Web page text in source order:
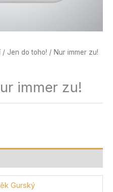
/ Jen do toho! / Nur immer zu!
immer zu!
Gurský